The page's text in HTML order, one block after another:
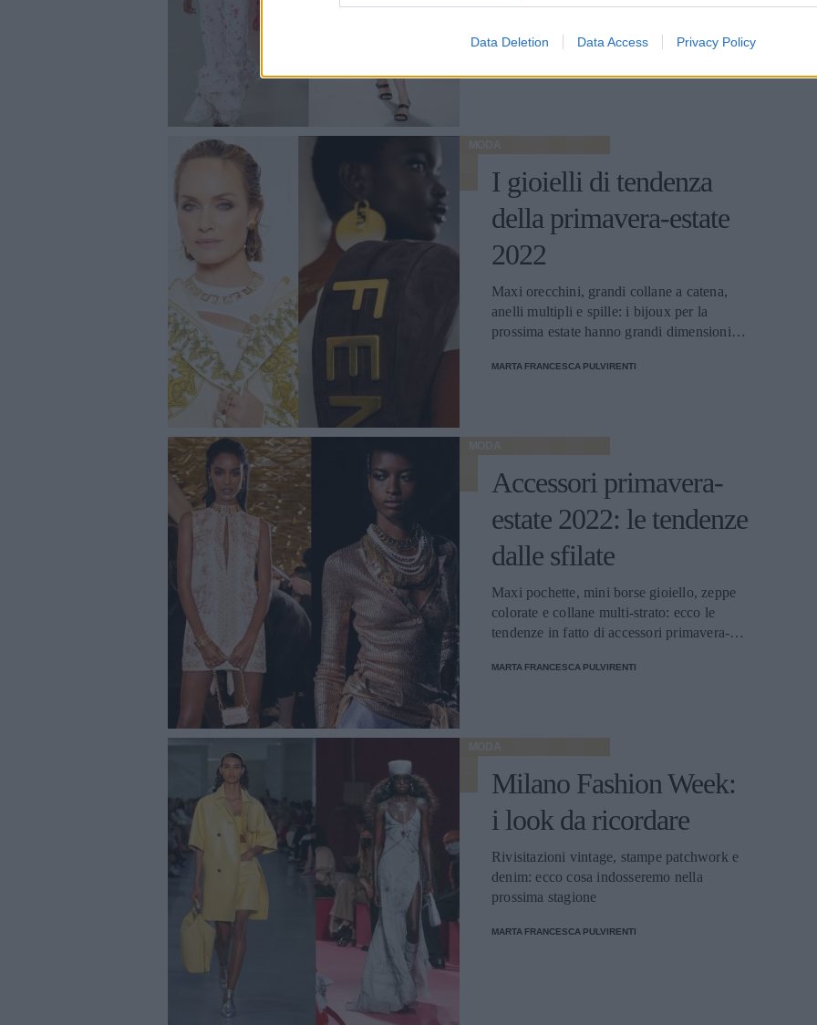
Data Deletion Data Access Privacy Policy
e il ritorno della vita bassa: le tendenze
MODA
I gioielli di tendenza
della primavera-estate
2022
Maxi orecchini, grandi collane a catena,
anelli multipli e spille: i bijoux per la
prossima estate hanno grandi dimensioni e
MARTA FRANCESCA PULVIRENTI
MODA
Accessori primavera-
estate 2022: le tendenze
dalle sfilate
Maxi pochette, mini borse gioiello, zeppe
colorate e collane multi-strato: ecco le
tendenze in fatto di accessori primavera-
MARTA FRANCESCA PULVIRENTI
MODA
Milano Fashion Week:
i look da ricordare
Rivisitazioni vintage, stampe patchwork e
denim: ecco cosa indosseremo nella
prossima stagione
MARTA FRANCESCA PULVIRENTI